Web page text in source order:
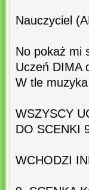
Nauczyciel
No pokaż mi
Uczeń DIMA
W tle muzyka
WSZYSCY
DO SCENKI
WCHODZI